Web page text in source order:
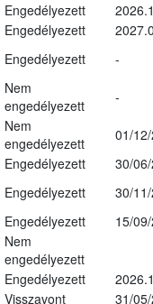
Engedélyezett
Engedélyezett
Engedélyezett -
Nem
engedélyezett
-
Nem
engedélyezett
01/
Engedélyezett
30/
Engedélyezett
30/
Engedélyezett
15/
Nem
engedélyezett
Engedélyezett
Visszavont
31/